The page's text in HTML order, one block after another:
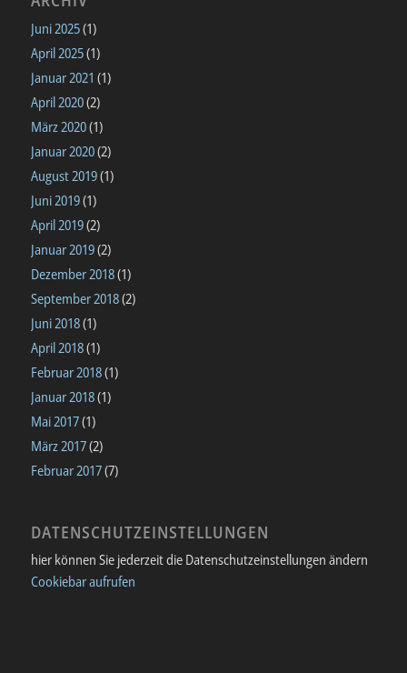
Juni 2025(1)
April 2025(1)
Januar 2021 (1)
April 2020(2)
März 2020(1)
Januar 2020(2)
August 2019(1)
Juni 2019(1)
April 2019(2)
Januar 2019(2)
Dezember 2018(1)
September 2018(2)
Juni 2018(1)
April 2018(1)
Februar 2018(1)
Januar 2018(1)
Mai 2017(1)
März 2017(2)
Februar 2017(7)
DATENSCHUTZEINSTELLUNGEN
hier können Sie jederzeit die Datenschutzeinstellungen ändern
Cookiebar aufrufen